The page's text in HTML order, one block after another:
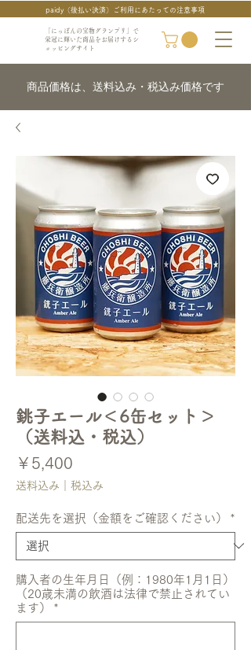
「にっぽんの宝物グランプリ」で
栄冠に輝いた商品をお届けするシ
ョッピングサイト
paidy（後払い決済）ご利用にあたっての注意事項
商品価格は、送料込み・税込み価格です
銚子エール＜6缶セット＞
（送料込・税込）
￥5,400
格
送料込み｜税込み
配送先を選択（金額をご確認ください） *
購入者の生年月日（例：1980年1月1日）
（20歳未満の飲酒は法律で禁止されてい
ます）
*